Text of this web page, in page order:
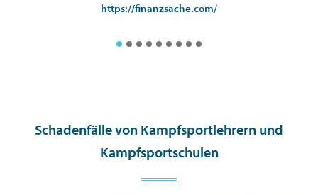
https://finanzsache.com/
Schadenfälle von Kampfsportlehrern und
Kampfsportschulen